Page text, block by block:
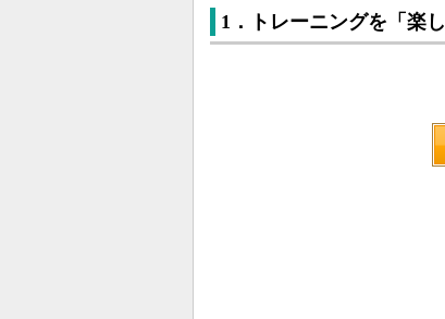
1．トレーニングを「楽し